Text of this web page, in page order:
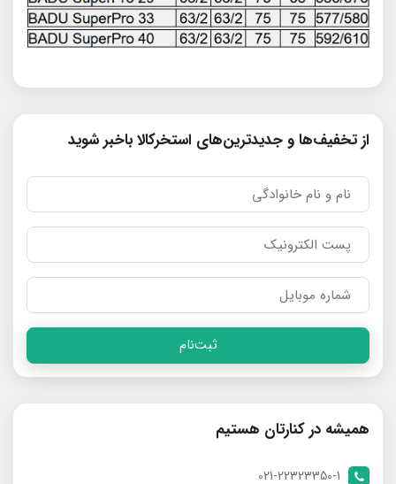
از تخفیف‌ها و جدیدترین‌های استخرکالا باخبر شوید
ثبت‌نام
همیشه در کنارتان هستیم
021-22323350-1